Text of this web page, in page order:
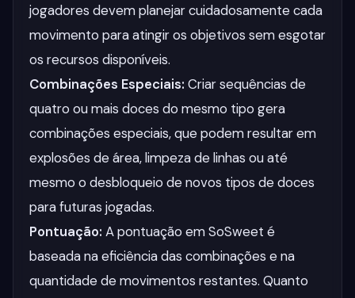
jogadores devem planejar cuidadosamente cada
movimento para atingir os objetivos sem esgotar
os recursos disponíveis.
Combinações Especiais: Criar sequências de
quatro ou mais doces do mesmo tipo gera
combinações especiais, que podem resultar em
explosões de área, limpeza de linhas ou até
mesmo o desbloqueio de novos tipos de doces
para futuras jogadas.
Pontuação: A pontuação em SoSweet é
baseada na eficiência das combinações e na
quantidade de movimentos restantes. Quanto